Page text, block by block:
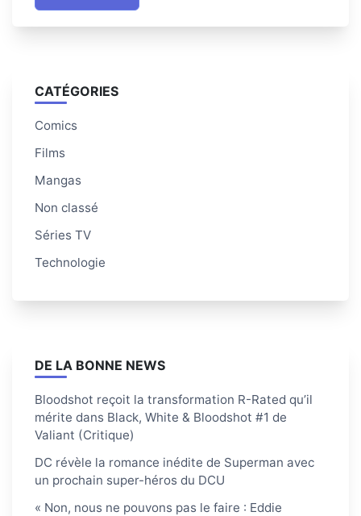
CATÉGORIES
Comics
Films
Mangas
Non classé
Séries TV
Technologie
DE LA BONNE NEWS
Bloodshot reçoit la transformation R-Rated qu’il
mérite dans Black, White & Bloodshot #1 de
Valiant (Critique)
DC révèle la romance inédite de Superman avec
un prochain super-héros du DCU
« Non, nous ne pouvons pas le faire : Eddie